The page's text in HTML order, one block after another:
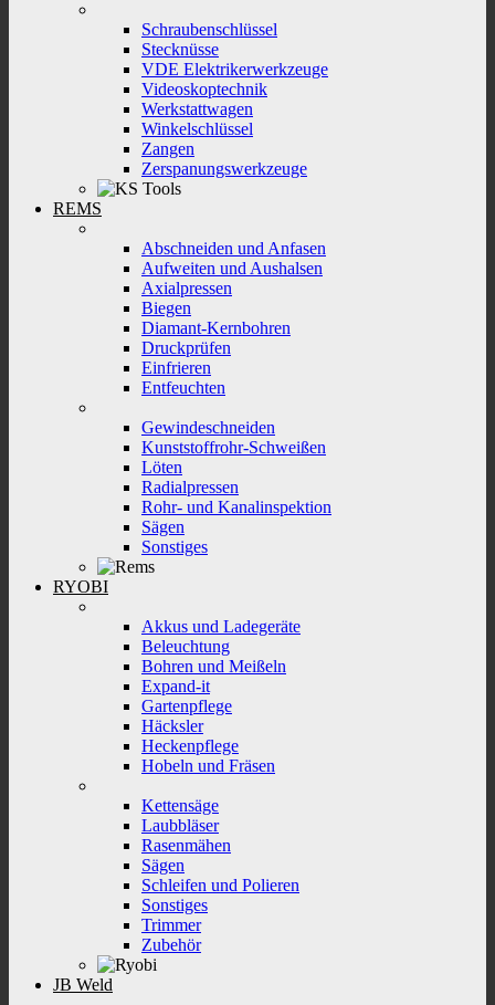
Schraubenschlüssel
Stecknüsse
VDE Elektrikerwerkzeuge
Videoskoptechnik
Werkstattwagen
Winkelschlüssel
Zangen
Zerspanungswerkzeuge
REMS
Abschneiden und Anfasen
Aufweiten und Aushalsen
Axialpressen
Biegen
Diamant-Kernbohren
Druckprüfen
Einfrieren
Entfeuchten
Gewindeschneiden
Kunststoffrohr-Schweißen
Löten
Radialpressen
Rohr- und Kanalinspektion
Sägen
Sonstiges
RYOBI
Akkus und Ladegeräte
Beleuchtung
Bohren und Meißeln
Expand-it
Gartenpflege
Häcksler
Heckenpflege
Hobeln und Fräsen
Kettensäge
Laubbläser
Rasenmähen
Sägen
Schleifen und Polieren
Sonstiges
Trimmer
Zubehör
JB Weld